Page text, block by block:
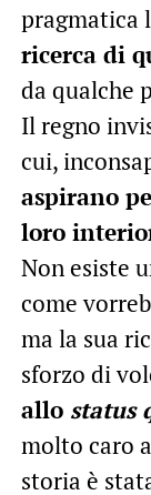
pragmatica
ricerca di
da qualche
Il regno
cui,
aspirano
loro
Non esiste
come
ma la sua
sforzo di
allo status
molto caro
storia è